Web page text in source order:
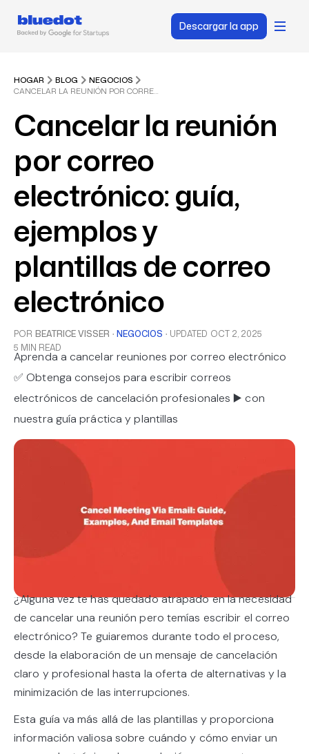
Descargar la app
HOGAR BLOG
NEGOCIOS
CANCELAR LA REUNIÓN POR CORREO ELECTRÓNICO: GUÍA, EJEMPLOS Y PLANTILLAS DE CORREO ELECTRÓNICO
Cancelar la reunión
por correo
electrónico: guía,
ejemplos y
plantillas de correo
electrónico
POR BEATRICE VISSER · NEGOCIOS · UPDATED OCT 2, 2025
5 MIN READ
Aprenda a cancelar reuniones por correo electrónico
✅ Obtenga consejos para escribir correos
electrónicos de cancelación profesionales ▶️ con
nuestra guía práctica y plantillas
¿Alguna vez te has quedado atrapado en la necesidad
de cancelar una reunión pero temías escribir el correo
electrónico? Te guiaremos durante todo el proceso,
desde la elaboración de un mensaje de cancelación
claro y profesional hasta la oferta de alternativas y la
minimización de las interrupciones.
Esta guía va más allá de las plantillas y proporciona
información valiosa sobre cuándo y cómo enviar un